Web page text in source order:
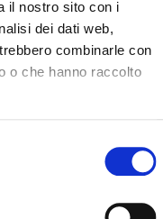
il nostro sito con i
dei dati web,
combinarle con
o che hanno raccolto
903
904